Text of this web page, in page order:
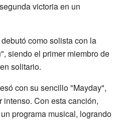
victoria en un
como solista con la
siendo el primer miembro de
solitario.
con su sencillo "Mayday",
intenso. Con esta canción,
programa musical, logrando